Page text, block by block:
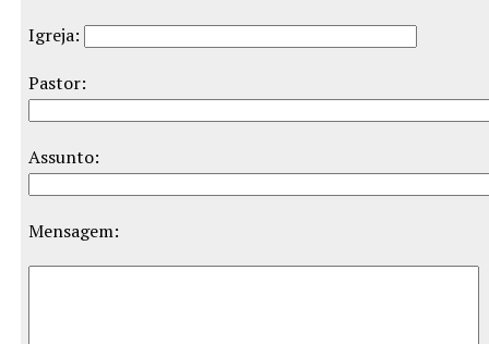
Igreja:
Pastor:
Assunto:
Mensagem: